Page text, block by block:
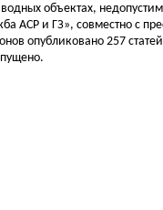
объектах,
АСР и ГЗ», совместно с
опубликовано 257